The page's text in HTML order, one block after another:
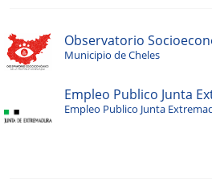
Observatorio
Municipio de Cheles
Empleo Publico Junta
Empleo Publico Junta